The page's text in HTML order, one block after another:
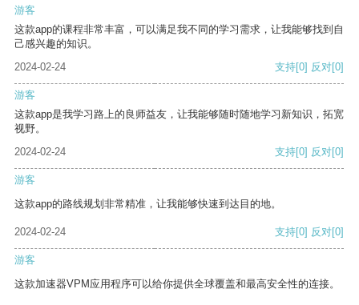
游客
这款app的课程非常丰富，可以满足我不同的学习需求，让我能够找到自
己感兴趣的知识。
2024-02-24
支持[0] 反对[0]
游客
这款app是我学习路上的良师益友，让我能够随时随地学习新知识，拓宽
视野。
2024-02-24
支持[0] 反对[0]
游客
这款app的路线规划非常精准，让我能够快速到达目的地。
2024-02-24 支持[0] 反对[0]
游客
这款加速器VPM应用程序可以给你提供全球覆盖和最高安全性的连接。